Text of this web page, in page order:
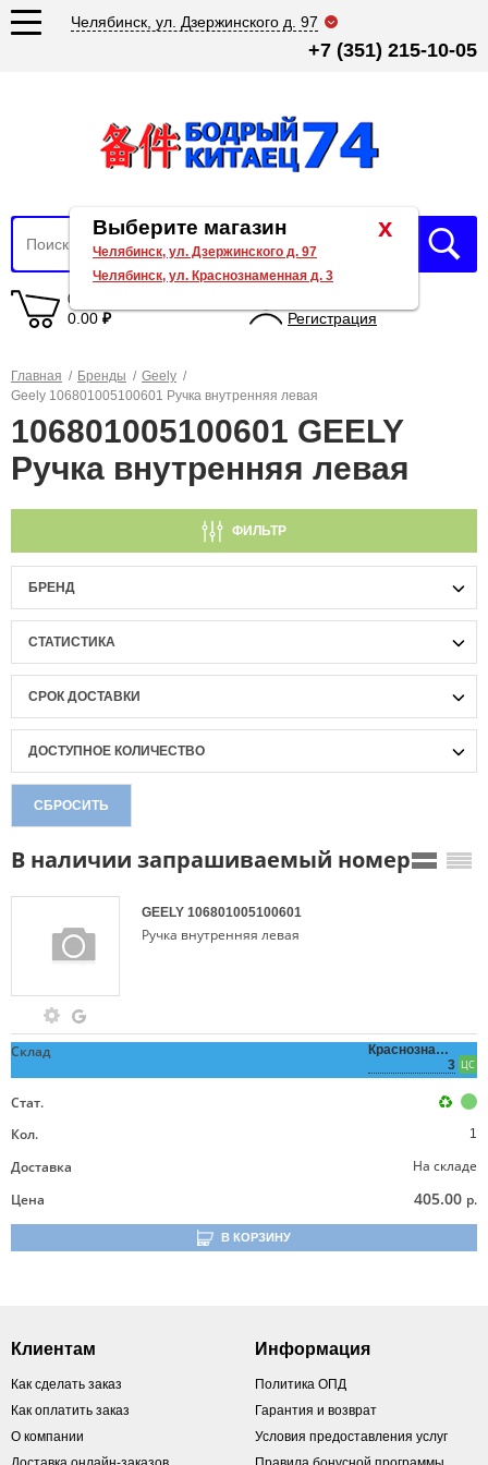
Челябинск, ул. Дзержинского д. 97
+7 (351) 215-10-05
0 товаров
0.00 ₽
Регистрация
Главная / Бренды / Geely /
Geely 106801005100601 Ручка внутренняя левая
106801005100601 GEELY
Ручка внутренняя левая
ФИЛЬТР
БРЕНД
СТАТИСТИКА
СРОК ДОСТАВКИ
ДОСТУПНОЕ КОЛИЧЕСТВО
СБРОСИТЬ
В наличии запрашиваемый номер
GEELY 106801005100601
Ручка внутренняя левая
Склад
Краснознаменная,
3 ЦС
Стат.
Кол.
1
Доставка
На складе
Цена
405.00 р.
В КОРЗИНУ
Клиентам
Как сделать заказ
Как оплатить заказ
О компании
Информация
Политика ОПД
Гарантия и возврат
Условия предоставления услуг
x
Выберите магазин
Челябинск, ул. Дзержинского д. 97
Челябинск, ул. Краснознаменная д. 3